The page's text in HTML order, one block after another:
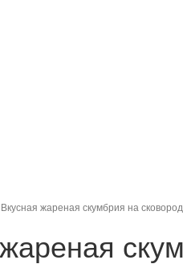
Вкусная жареная скумбрия на